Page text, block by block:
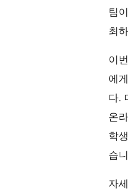
팀
최
이
에
다.
온
학
습
자